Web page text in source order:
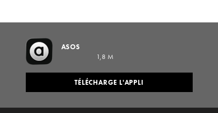
ASOS
1,8 M
TÉLÉCHARGE L'APPLI